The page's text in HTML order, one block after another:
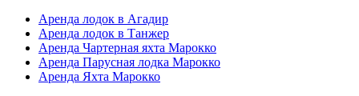
Аренда лодок в Агадир
Аренда лодок в Танжер
Аренда Чартерная яхта Марокко
Аренда Парусная лодка Марокко
Аренда Яхта Марокко